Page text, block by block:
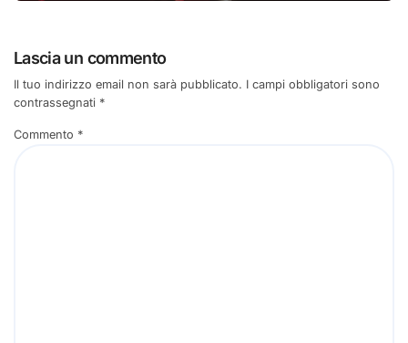
Lascia un commento
Il tuo indirizzo email non sarà pubblicato. I campi obbligatori sono
contrassegnati *
Commento *